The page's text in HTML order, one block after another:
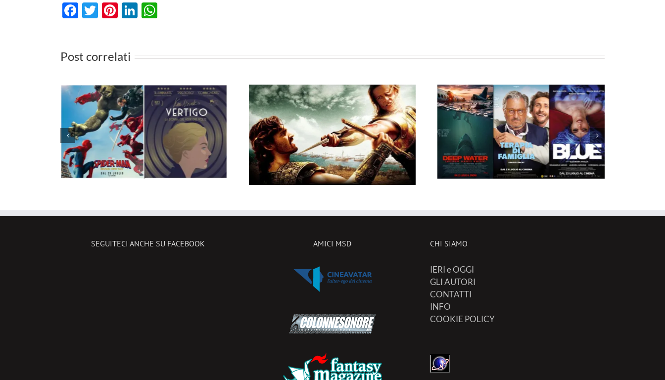
Facebook
Twitter
Pinterest
LinkedIn
Post correlati
I film da vedere in TV dal
27 luglio al 2 agosto 2026
I film in uscita al cinema il
23 luglio: da Terapia di
Famiglia e Deep Water,
ecco le novità in sala!
SEGUITECI ANCHE SU FACEBOOK AMICI MSD CHI SIAMO
IERI e OGGI
GLI AUTORI
CONTATTI
INFO
COOKIE POLICY